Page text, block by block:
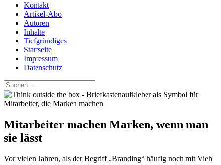
Kontakt
Artikel-Abo
Autoren
Inhalte
Tiefgründiges
Startseite
Impressum
Datenschutz
Suchen
nach:
Mitarbeiter machen Marken, wenn man
sie lässt
Vor vielen Jahren, als der Begriff „Branding“ häufig noch mit Vieh